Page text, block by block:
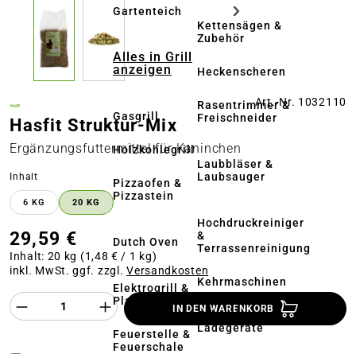
Gartenteich
Alles in Grill
anzeigen
Gasgrill
Holzkohlegrill
Pizzaofen &
Pizzastein
Dutch Oven
Elektrogrill &
Plancha
Feuerstelle &
Feuerschale
Kettensägen &
Zubehör
Heckenscheren
Rasentrimmer &
Freischneider
Laubbläser &
Laubsauger
Hochdruckreiniger
&
Terrassenreinigung
Kehrmaschinen
Akkus &
Ladegeräte
Art.-Nr. 1032110
Hasfit Struktur-Mix
Ergänzungsfuttermittel für Kaninchen
Inhalt
6 KG 20 KG
29,59 €
Inhalt: 20 kg (1,48 € / 1 kg)
inkl. MwSt. ggf. zzgl.Versandkosten
Produkt Anzahl des Produktes
IN DEN WARENKORB